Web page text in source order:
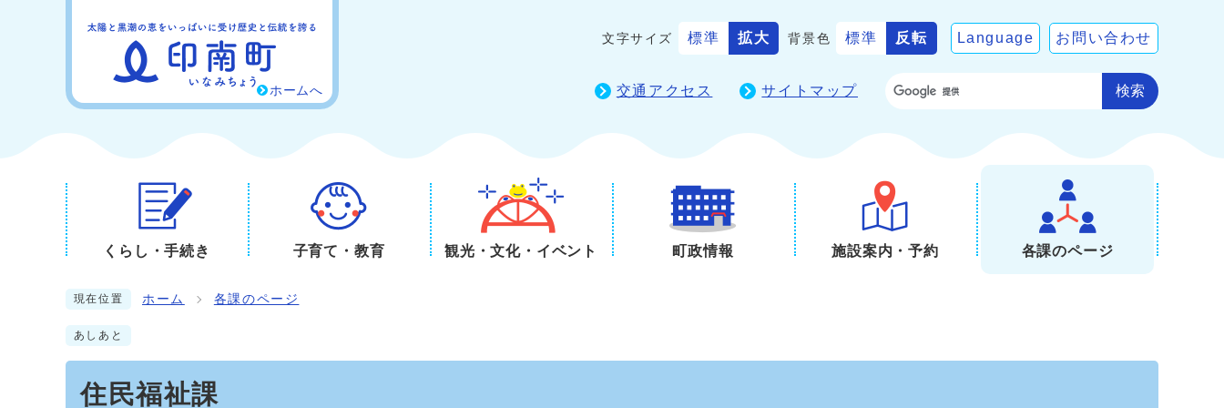
ホームへ
文字サイズ 標準 拡大 背景色 標準 反転 Language お問い合わせ
交通アクセス サイトマップ 検索
くらし・手続き 子育て・教育 観光・文化・イベント 町政情報 施設案内・予約 各課のページ
現在位置 ホーム 各課のページ
あしあと
住民福祉課